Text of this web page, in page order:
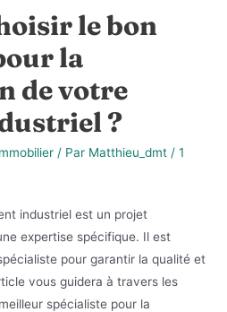
le bon
la
de votre
?
/ Par Matthieu_dmt / 1
industriel est un projet
expertise spécifique. Il est
pour garantir la qualité et
vous guidera à travers les
spécialiste pour la